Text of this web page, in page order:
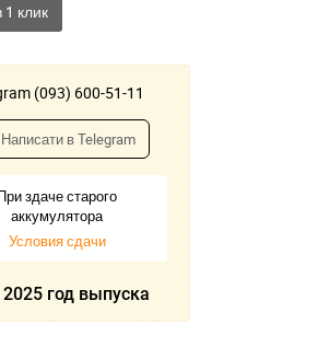
(093) 600-51-11
Написати в Telegram
здаче старого
аккумулятора
Условия сдачи
год выпуска